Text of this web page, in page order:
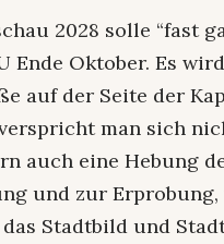
2028 solle “fast
Ende Oktober. Es
auf der Seite der
man sich
auch eine Hebung
und zur
Stadtbild und